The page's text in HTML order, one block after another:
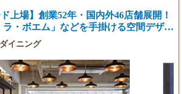
は徹底されているかをチェックします。 現場での突
署への申請代行： 工事に必要な各種届出や
できる」といった、現場を知るプロならではの提案
助け、顧客満足に繋がります。 ★一気通貫の裁
上場】創業52年・国内外46店舗展開！
ラ・ボエム」などを手掛ける空間デザイ
イニング